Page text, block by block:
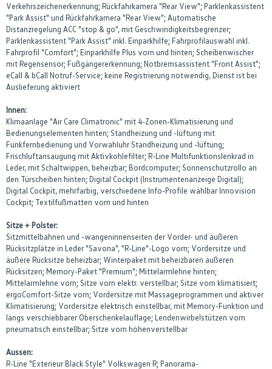
Verkehrszeichenerkennung; Rückfahrkamera "Rear View"; Parklenkassistent
"Park Assist" und Rückfahrkamera "Rear View"; Automatische
Distanzregelung ACC "stop & go", mit Geschwindigkeitsbegrenzer;
Parklenkassistent "Park Assist" inkl. Einparkhilfe; Fahrprofilauswahl inkl.
Fahrprofil "Comfort"; Einparkhilfe Plus vorn und hinten; Scheibenwischer
mit Regensensor; Fußgängererkennung; Notbremsassistent "Front Assist";
eCall & bCall Notruf-Service; keine Registrierung notwendig, Dienst ist bei
Auslieferung aktiviert
Innen:
Klimaanlage "Air Care Climatronic" mit 4-Zonen-Klimatisierung und
Bedienungselementen hinten; Standheizung und -lüftung mit
Funkfernbedienung und Vorwahluhr Standheizung und -lüftung;
Frischluftansaugung mit Aktivkohlefilter; R-Line Multifunktionslenkrad in
Leder, mit Schaltwippen, beheizbar; Bordcomputer; Sonnenschutzrollo an
den Türscheiben hinten; Digital Cockpit (Instrumentenanzeige Digital);
Digital Cockpit, mehrfarbig, verschiedene Info-Profile wählbar Innovision
Cockpit; Textilfußmatten vorn und hinten
Sitze + Polster:
Sitzmittelbahnen und -wangeninnenseiten der Vorder- und äußeren
Rücksitzplätze in Leder "Savona", "R-Line"-Logo vorn; Vordersitze und
äußere Rücksitze beheizbar; Winterpaket mit beheizbaren äußeren
Rücksitzen; Memory-Paket "Premium"; Mittelarmlehne hinten;
Mittelarmlehne vorn; Sitze vorn elektr. verstellbar; Sitze vorn klimatisiert;
ergoComfort-Sitze vorn; Vordersitze mit Massageprogrammen und aktiver
Klimatisierung; Vordersitze elektrisch einstellbar, mit Memory-Funktion und
längs verschiebbarer Oberschenkelauflage; Lendenwirbelstützen vorn
pneumatisch einstellbar; Sitze vorn höhenverstellbar
Aussen:
R-Line "Exterieur Black Style" Volkswagen R; Panorama-